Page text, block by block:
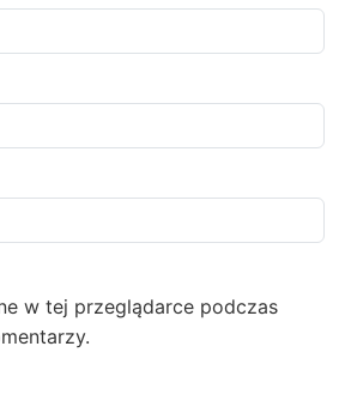
w tej przeglądarce podczas